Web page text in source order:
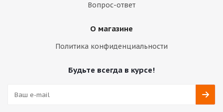
Вопрос-ответ
О магазине
Политика конфиденциальности
Будьте всегда в курсе!